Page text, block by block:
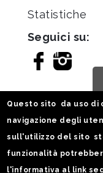
Statistiche
Seguici su:
Questo sito da uso di
navigazione degli
sull'utilizzo del sito
funzionalità
l'informativa al link